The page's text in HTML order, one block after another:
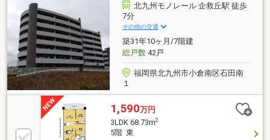
北九州モノレール 企救丘駅 徒歩
7分
その他の交通
築31年10ヶ月/7階建
総戸数42戸
福岡県北九州市小倉南区石田南
１
1,590万円
3LDK 68.73m2
5階 東